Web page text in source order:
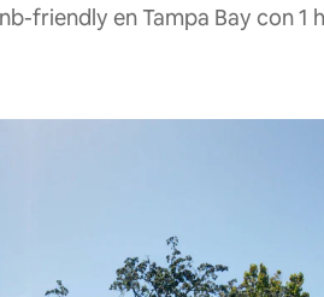
friendly en Tampa Bay con